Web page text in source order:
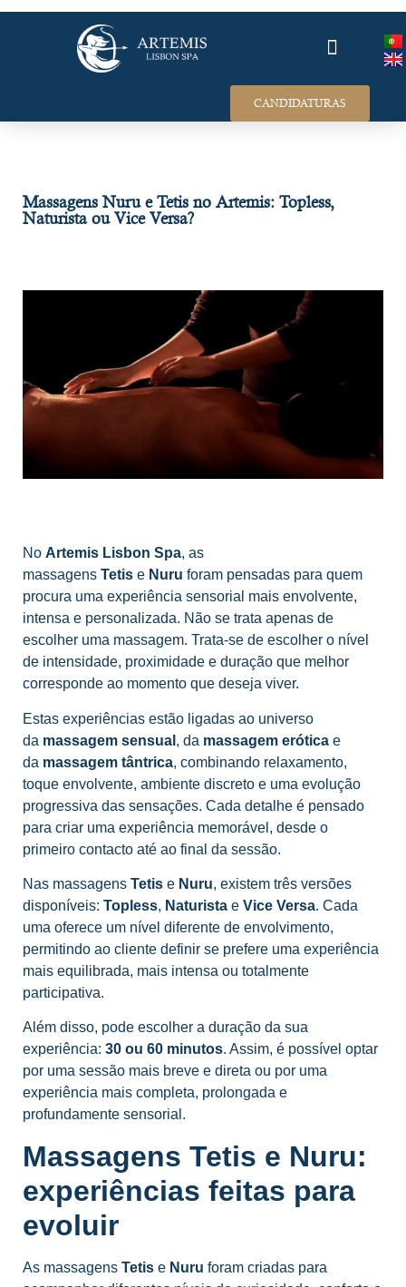
CANDIDATURAS
Massagens Nuru e Tetis no Artemis: Topless,
Naturista ou Vice Versa?
No Artemis Lisbon Spa, as
massagens Tetis e Nuru foram pensadas para quem
procura uma experiência sensorial mais envolvente,
intensa e personalizada. Não se trata apenas de
escolher uma massagem. Trata-se de escolher o nível
de intensidade, proximidade e duração que melhor
corresponde ao momento que deseja viver.
Estas experiências estão ligadas ao universo
da massagem sensual , da massagem erótica e
da massagem tântrica, combinando relaxamento,
toque envolvente, ambiente discreto e uma evolução
progressiva das sensações. Cada detalhe é pensado
para criar uma experiência memorável, desde o
primeiro contacto até ao final da sessão.
Nas massagens Tetis e Nuru, existem três versões
disponíveis: Topless, Naturista e Vice Versa. Cada
uma oferece um nível diferente de envolvimento,
permitindo ao cliente definir se prefere uma experiência
mais equilibrada, mais intensa ou totalmente
participativa.
Além disso, pode escolher a duração da sua
experiência: 30 ou 60 minutos. Assim, é possível optar
por uma sessão mais breve e direta ou por uma
experiência mais completa, prolongada e
profundamente sensorial.
Massagens Tetis e Nuru:
experiências feitas para
evoluir
As massagens Tetis e Nuru foram criadas para